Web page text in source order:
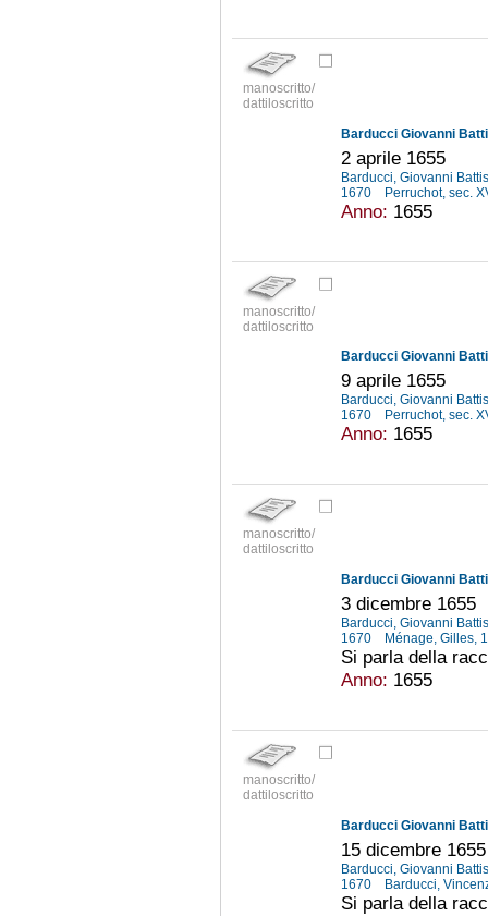
manoscritto/
dattiloscritto
Barducci Giovanni
2 aprile 1655
Barducci, Giovanni
1670
Perruchot, sec.
Anno: 1655
manoscritto/
dattiloscritto
Barducci Giovanni
9 aprile 1655
Barducci, Giovanni
1670
Perruchot, sec.
Anno: 1655
manoscritto/
dattiloscritto
Barducci Giovanni
3 dicembre 1655
Barducci, Giovanni
1670
Ménage, Gilles,
Si parla della
Anno: 1655
manoscritto/
dattiloscritto
Barducci Giovanni
15 dicembre 1655
Barducci, Giovanni
1670
Barducci,
Si parla della